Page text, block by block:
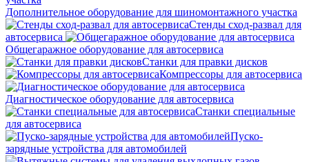
Дополнительное оборудование для шиномонтажного участка
Стенды сход-развал для
автосервиса
Общегаражное оборудование для автосервиса
Станки для правки дисков
Компрессоры для автосервиса
Диагностическое оборудование для автосервиса
Станки специальные
для автосервиса
Пуско-
зарядные устройства для автомобилей